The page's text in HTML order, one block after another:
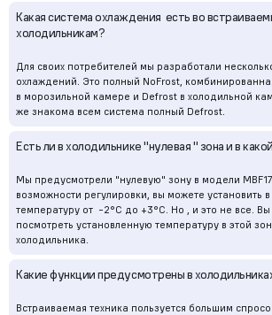
Какая система охлаждения есть во
холодильникам?
Для своих потребителей мы разработали
охлаждений. Это полный NoFrost,
в морозильной камере и Defrost в холодильной
же знакома всем система полный Defrost.
Есть ли в холодильнике "нулевая " зона и в
Мы предусмотрели "нулевую" зону в модели
возможности регулировки, вы можете установить
температуру от -2°С до +3°С. Но , и это не все.
посмотреть установленную температуру в этой
холодильника.
Какие функции предусмотрены в
Встраиваемая техника пользуется большим